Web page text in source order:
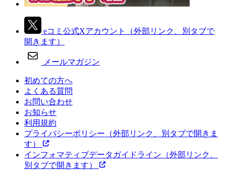
eコミ公式Xアカウント
（外部リンク、別タブで
開きます）
メールマガジン
初めての方へ
よくある質問
お問い合わせ
お知らせ
利用規約
プライバシーポリシー （外部リンク、別タブで開きま
す）
インフォマティブデータガイドライン （外部リンク、
別タブで開きます）